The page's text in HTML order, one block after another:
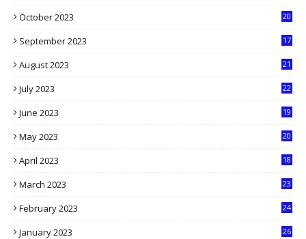
October 2023
20
September 2023
17
August 2023
21
July 2023
22
June 2023
19
May 2023
20
April 2023
18
March 2023
23
February 2023
24
January 2023
26